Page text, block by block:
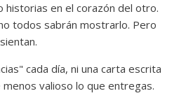
historias en el corazón del otro.
todos sabrán mostrarlo. Pero
cada día, ni una carta escrita
valioso lo que entregas.